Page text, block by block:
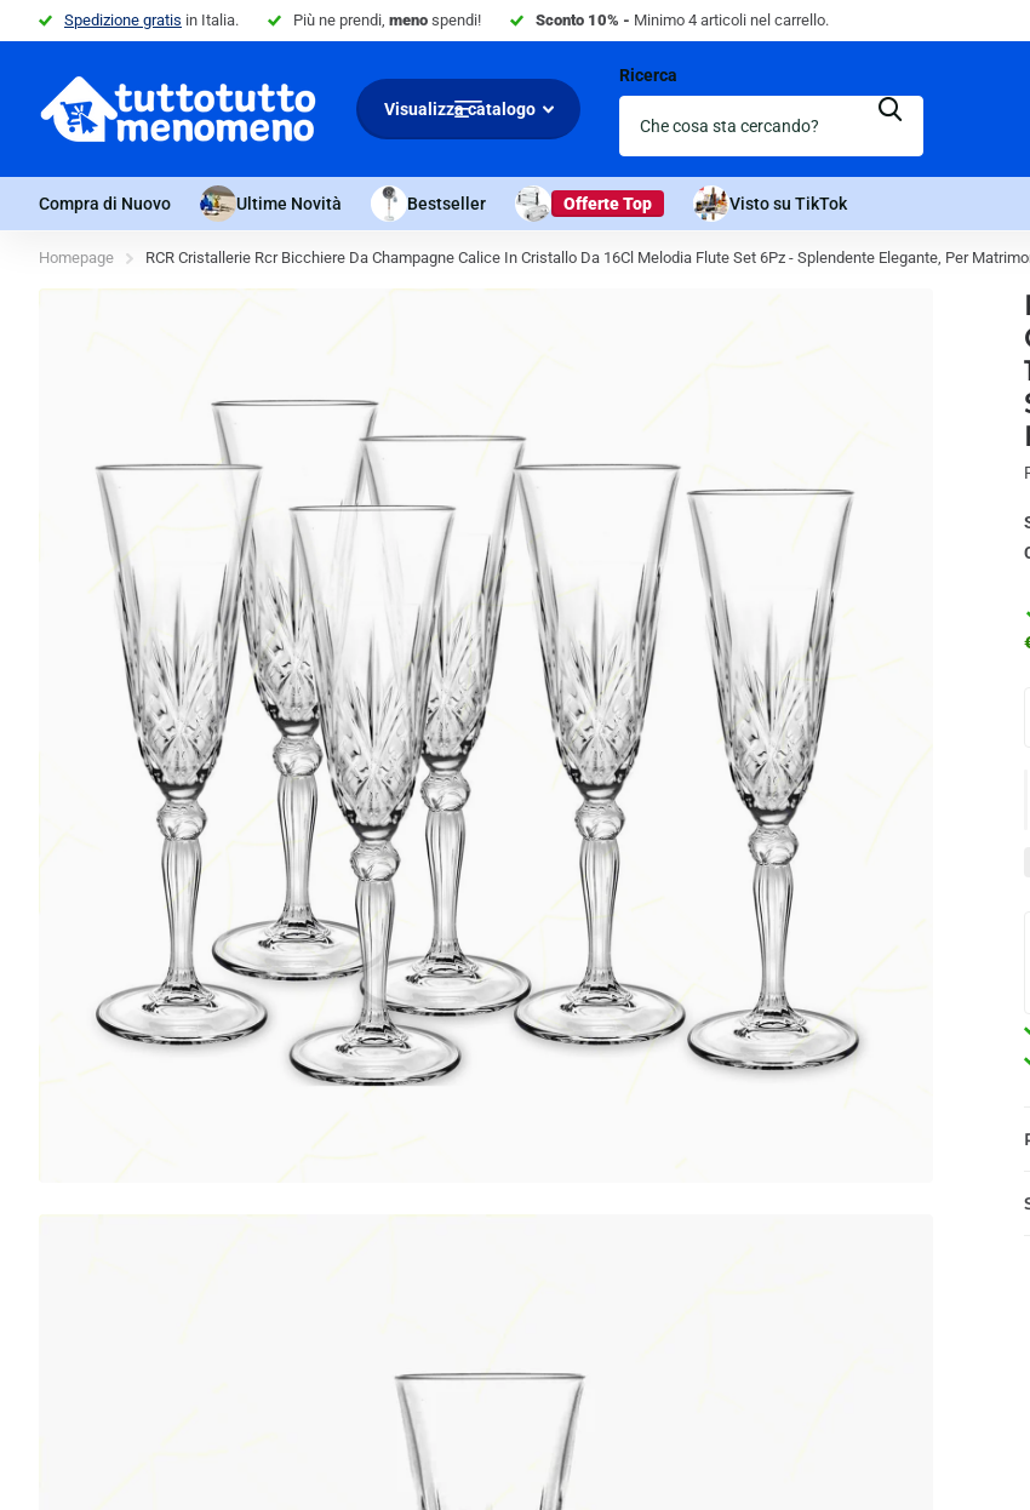
Spedizione gratis in Italia. Più ne prendi, meno spendi! Sconto 10% - Minimo 4 articoli nel carrello.
Visualizza catalogo
Ricerca
Compra di Nuovo Ultime Novità Bestseller Offerte Top Visto su TikTok
Homepage RCR Cristallerie Rcr Bicchiere Da Champagne Calice In Cristallo Da 16Cl Melodia Flute Set 6Pz - Splendente Elegante, Per